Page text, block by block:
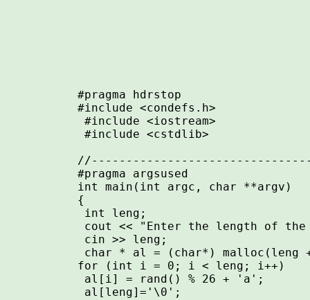
#pragma hdrstop
#include <condefs.h>
#include <iostream>
#include <cstdlib>
#pragma argsused
int main(int argc, char **argv)
{
int leng;
cout << "Enter the length of
cin >> leng;
char * al = (char*) malloc(leng
for (int i = 0; i < leng; i++)
al[i] = rand() % 26 + 'a';
al[leng]='\0';